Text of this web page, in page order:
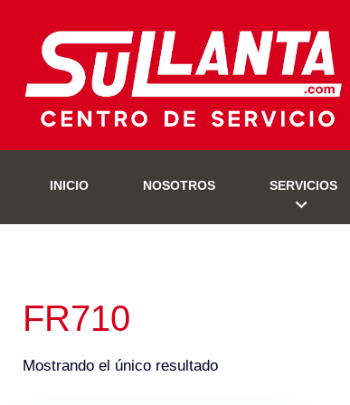
INICIO NOSOTROS SERVICIOS
FR710
Mostrando el único resultado